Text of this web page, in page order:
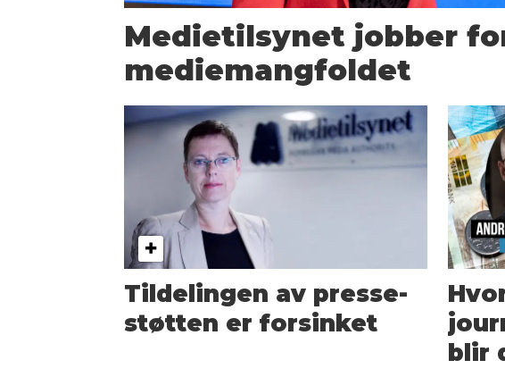
Medietilsynet jobber
mediemangfoldet
Tildelingen av presse­
støtten er forsinket
blir